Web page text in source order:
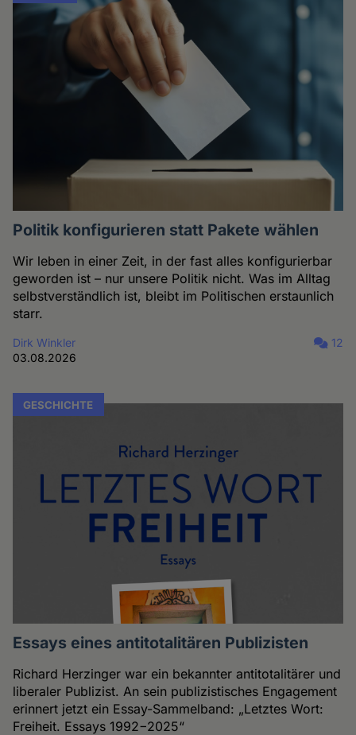
Politik konfigurieren statt Pakete wählen
Wir leben in einer Zeit, in der fast alles konfigurierbar
geworden ist – nur unsere Politik nicht. Was im Alltag
selbstverständlich ist, bleibt im Politischen erstaunlich
starr.
Dirk Winkler
03.08.2026
12
GESCHICHTE
Essays eines antitotalitären Publizisten
Richard Herzinger war ein bekannter antitotalitärer und
liberaler Publizist. An sein publizistisches Engagement
erinnert jetzt ein Essay-Sammelband: „Letztes Wort:
Freiheit. Essays 1992−2025“